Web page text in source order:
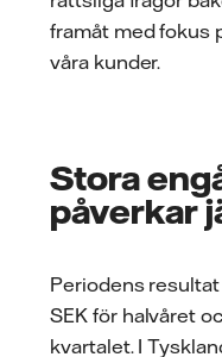
framåt med fokus
våra kunder.
Stora
påverkar
Periodens
SEK för halvåret
kvartalet. I